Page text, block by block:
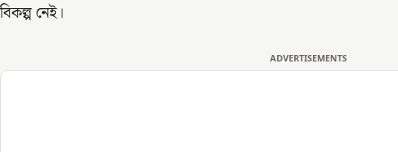
বিকল্প নেই।
ADVERTISEMENTS